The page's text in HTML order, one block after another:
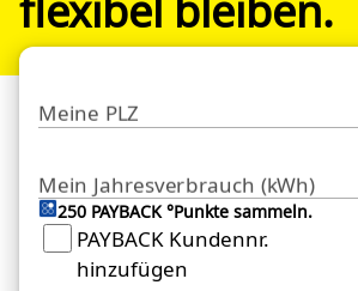
Meine PLZ
Mein Jahresverbrauch (kWh)
250 PAYBACK °Punkte sammeln.
PAYBACK Kundennr.
hinzufügen